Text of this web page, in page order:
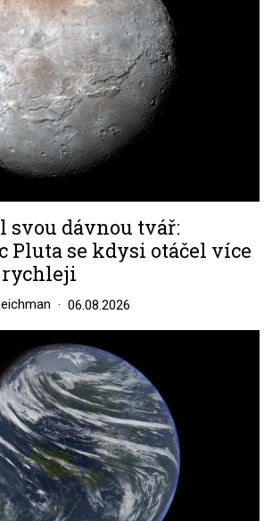
svou dávnou tvář:
Pluta se kdysi otáčel více
rychleji
06.08.2026